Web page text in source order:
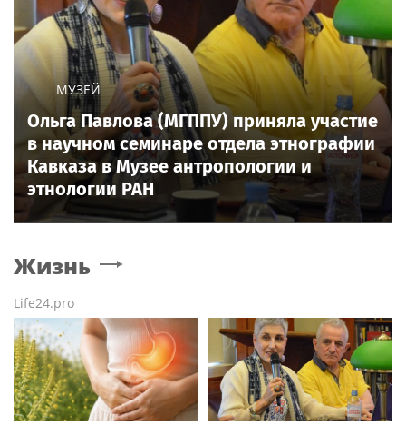
МУЗЕЙ
Ольга Павлова (МГППУ) приняла участие
в научном семинаре отдела этнографии
Кавказа в Музее антропологии и
этнологии РАН
Жизнь
Life24.pro